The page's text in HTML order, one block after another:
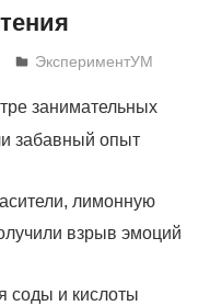
ЭкспериментУМ
занимательных
забавный опыт
лимонную
взрыв эмоций
соды и кислоты